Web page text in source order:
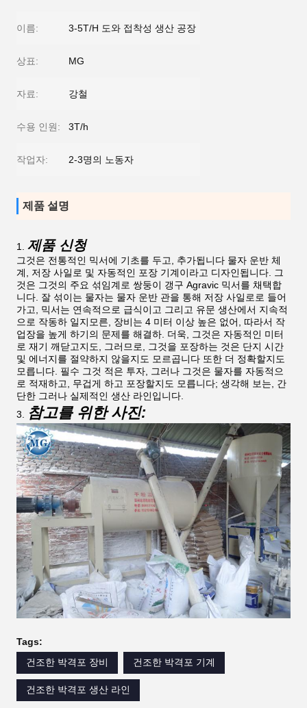
이름: 3-5T/H 도와 접착성 생산 공장
상표: MG
자료: 강철
수용 인원: 3T/h
작업자: 2-3명의 노동자
제품 설명
1. 제품 신청
그것은 전통적인 믹서에 기초를 두고, 추가됩니다 물자 운반 체
계, 저장 사일로 및 자동적인 포장 기계이라고 디자인됩니다. 그
것은 그것의 주요 섞임계로 쌍둥이 갱구 Agravic 믹서를 채택합
니다. 잘 섞이는 물자는 물자 운반 관을 통해 저장 사일로로 들어
가고, 믹서는 연속적으로 급식이고 그리고 유문 생산에서 지속적
으로 작동하 일지모른, 장비는 4 미터 이상 높은 없어, 따라서 작
업장을 높게 하기의 문제를 해결하. 더욱, 그것은 자동적인 미터
로 재기 깨닫고지도, 그러므로, 그것을 포장하는 것은 단지 시간
및 에너지를 절약하지 않을지도 모르곱니다 또한 더 정확할지도
모릅니다. 필수 그것 적은 투자, 그러나 그것은 물자를 자동적으
로 적재하고, 무겁게 하고 포장할지도 모릅니다; 생각해 보는, 간
단한 그러나 실제적인 생산 라인입니다.
3.
참고를 위한 사진:
Tags:
건조한 박격포 장비
건조한 박격포 기계
건조한 박격포 생산 라인